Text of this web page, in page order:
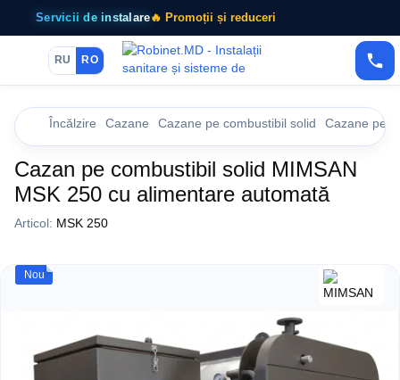
Servicii de instalare🔥 Promoții și reduceri
RU RO
Încălzire Cazane Cazane pe combustibil solid Cazane pe
Cazan pe combustibil solid MIMSAN
MSK 250 cu alimentare automată
Articol: MSK 250
Nou